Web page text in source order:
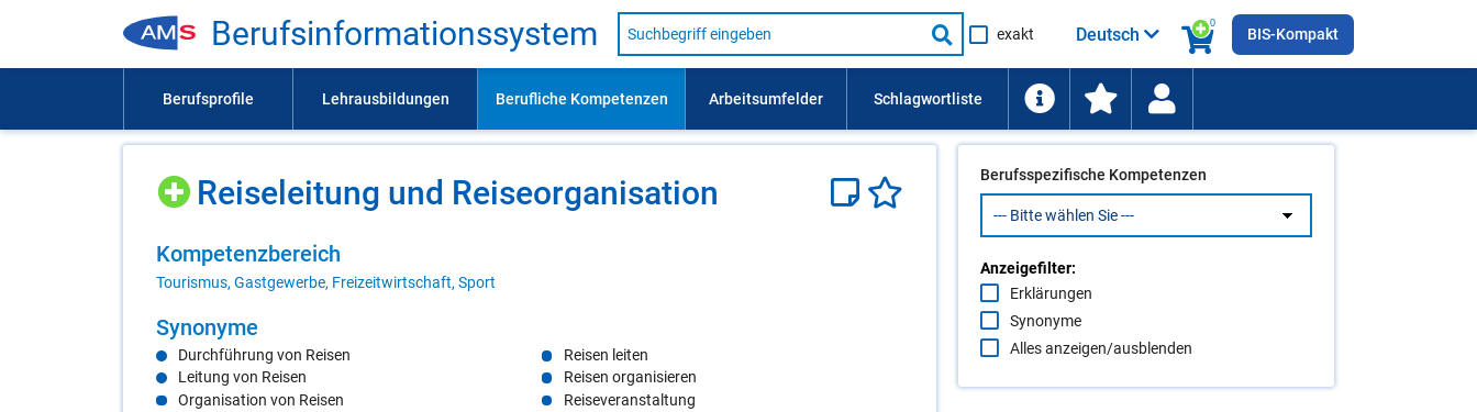
Be­rufs­in­for­ma­ti­ons­sys­tem
Suche
nach
Lehrausbildung,
usw.
Suche
starten
exakt
0
Deutsch BIS-Kompakt
Rei­se­lei­tung und Rei­se­or­ga­ni­sa­ti­on
Kom­pe­tenz­be­reich
Tourismus, Gastgewerbe, Freizeitwirtschaft, Sport
Syn­ony­me
Durchführung von Reisen
Leitung von Reisen
Organisation von Reisen
Reisen leiten
Reisen organisieren
Reiseveranstaltung
Berufsspezifische Kompetenzen
Anzeigefilter:
Erklärungen
Synonyme
Alles anzeigen/ausblenden